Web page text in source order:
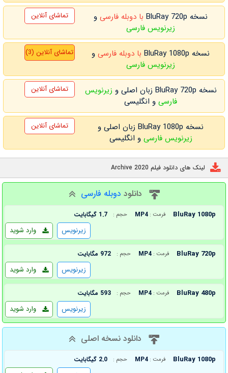
نسخه BluRay 720p با دوبله فارسیو
زیرنویس فارسی
تماشای آنلاین
نسخه BluRay 1080p با دوبله فارسیو
زیرنویس فارسی
تماشای آنلاین (3)
نسخه BluRay 720p زبان اصلی و
زیرنویس
فارسیو انگلیسی
تماشای آنلاین
نسخه BluRay 1080p زبان اصلی و
زیرنویس فارسی و انگلیسی
تماشای آنلاین
لینک های دانلود فیلم Archive 2020
دانلود دوبله فارسی
BluRay 1080p فرمت : MP4 حجم : 1.7 گیگابایت
وارد شوید زیرنویس
BluRay 720p فرمت : MP4 حجم : 972 مگابایت
وارد شوید زیرنویس
BluRay 480p فرمت : MP4 حجم : 593 مگابایت
وارد شوید زیرنویس
دانلود نسخه اصلی
BluRay 1080p فرمت : MP4 حجم : 2.0 گیگابایت